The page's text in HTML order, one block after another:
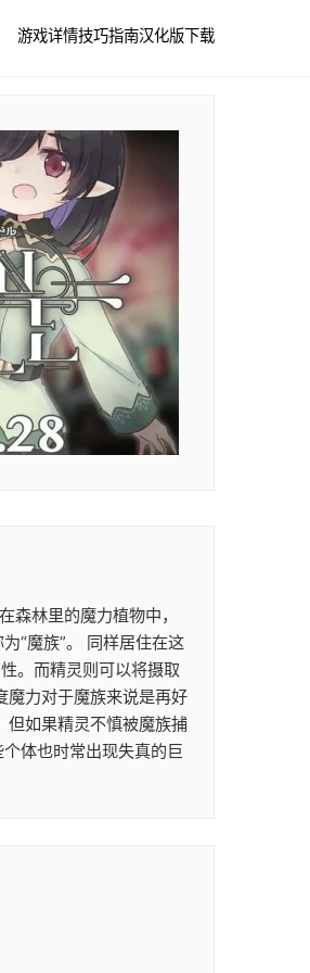
游戏详情技巧指南汉化版下载
森林里的魔力植物中，
“魔族”。 同样居住在这
。而精灵则可以将摄取
魔力对于魔族来说是再好
但如果精灵不慎被魔族捕
体也时常出现失真的巨